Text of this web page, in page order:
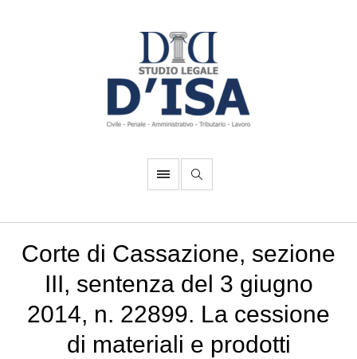
Corte di Cassazione, sezione
III, sentenza del 3 giugno
2014, n. 22899. La cessione
di materiali e prodotti